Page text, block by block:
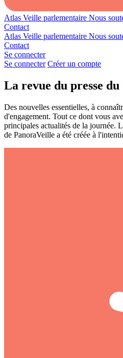
Atlas Veille parlementaire Nous
Contact
Atlas Veille parlementaire Nous
Contact
Se connecter
Se connecter Créer un compte
La revue du presse du
Des nouvelles essentielles, à
d'engagement. Tout ce dont vous
principales actualités de la journée.
de PanoraVeille a été créée à